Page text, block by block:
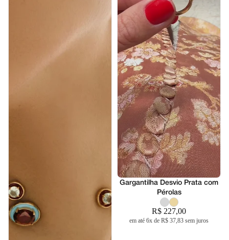
Lançamento
Gargantilha Desvio Prata com
Pérolas
R$ 227,00
em até 6x de R$ 37,83 sem juros